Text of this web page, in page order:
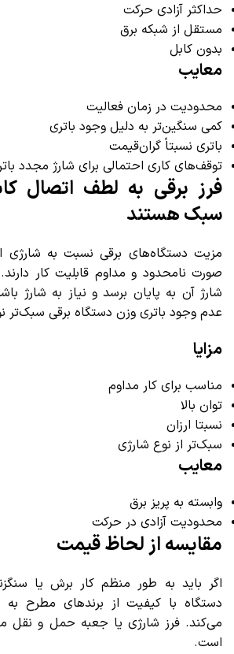
حداکثر آزادی حرکت
مستقل از شبکه برق
بدون کابل
معایب
محدودیت در زمان فعالیت
کمی سنگین‌تر به دلیل وجود باتری
باتری نسبتاً گران‌قیمت
توقف‌های کاری احتمالی برای شارژ مجدد
فرز برقی به لطف اتصال
سبک هستند
مزیت دستگاه‌های برقی نسبت به شارژی
صورت نامحدود و مداوم قابلیت کار دارند.
شارژ آن به پایان برسد و نیاز به شارژ
عدم وجود باتری وزن دستگاه برقی سبک‌تر
مزایا
مناسب برای کار مداوم
توان بالا
نسبتا ارزان
سبک‌تر از نوع شارژی
معایب
وابسته به پریز برق
محدودیت آزادی در حرکت
مقایسه از لحاظ قیمت
اگر باید به طور منظم کار برش یا
دستگاه با کیفیت از برندهای مطرح
می‌کند. فرز شارژی یا جعبه حمل و نقل
است.